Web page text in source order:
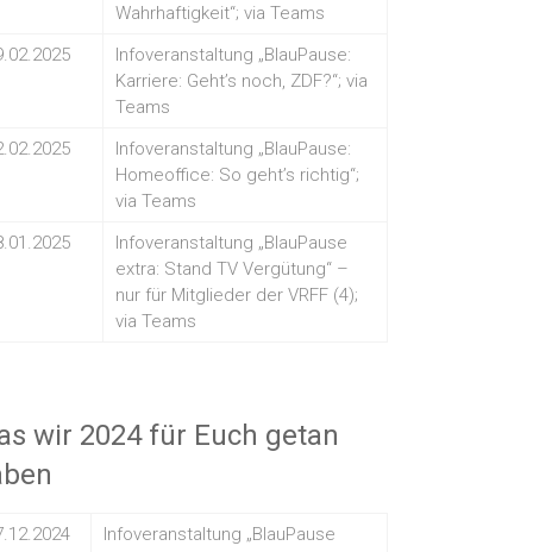
Wahrhaftigkeit“; via Teams
Infoveranstaltung „BlauPause:
Karriere: Geht’s noch, ZDF?“; via
Teams
Infoveranstaltung „BlauPause:
Homeoffice: So geht’s richtig“;
via Teams
Infoveranstaltung „BlauPause
extra: Stand TV Vergütung“ –
nur für Mitglieder der VRFF (4);
via Teams
wir 2024 für Euch getan
Infoveranstaltung „BlauPause